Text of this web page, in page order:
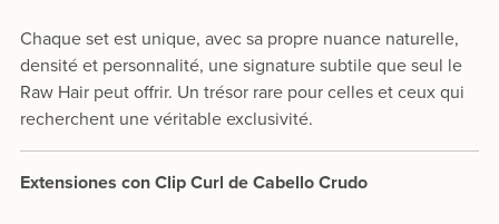
Chaque set est unique, avec sa propre nuance naturelle,
densité et personnalité, une signature subtile que seul le
Raw Hair peut offrir. Un trésor rare pour celles et ceux qui
recherchent une véritable exclusivité.
Extensiones con Clip Curl de Cabello Crudo